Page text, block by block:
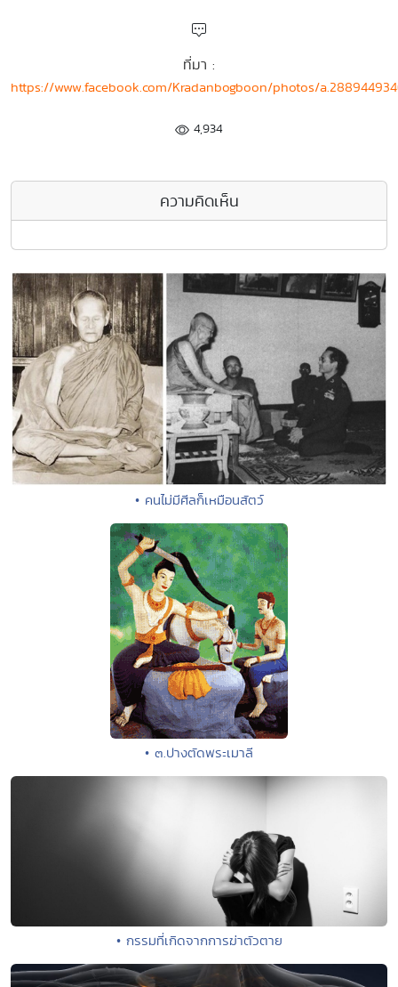
ที่มา :
https://www.facebook.com/Kradanbogboon/photos/
4,934
ความคิดเห็น
• คนไม่มีศีลก็เหมือนสัตว์
• ๓.ปางตัดพระเมาลี
• กรรมที่เกิดจากการฆ่าตัวตาย